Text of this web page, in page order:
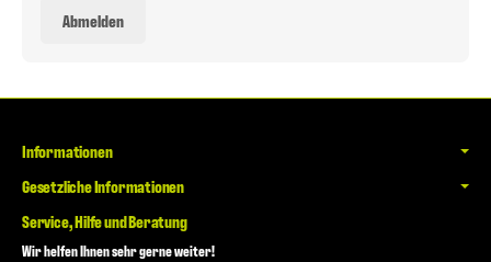
Abmelden
Informationen
Gesetzliche Informationen
Service, Hilfe und Beratung
Wir helfen Ihnen sehr gerne weiter!